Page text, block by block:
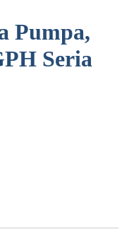
Pumpa,
Seria